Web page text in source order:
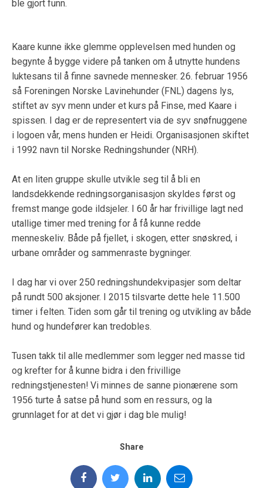
ble gjort funn.
Kaare kunne ikke glemme opplevelsen med hunden og
begynte å bygge videre på tanken om å utnytte hundens
luktesans til å finne savnede mennesker. 26. februar 1956
så Foreningen Norske Lavinehunder (FNL) dagens lys,
stiftet av syv menn under et kurs på Finse, med Kaare i
spissen. I dag er de representert via de syv snøfnuggene
i logoen vår, mens hunden er Heidi. Organisasjonen skiftet
i 1992 navn til Norske Redningshunder (NRH).
At en liten gruppe skulle utvikle seg til å bli en
landsdekkende redningsorganisasjon skyldes først og
fremst mange gode ildsjeler. I 60 år har frivillige lagt ned
utallige timer med trening for å få kunne redde
menneskeliv. Både på fjellet, i skogen, etter snøskred, i
urbane områder og sammenraste bygninger.
I dag har vi over 250 redningshundekvipasjer som deltar
på rundt 500 aksjoner. I 2015 tilsvarte dette hele 11.500
timer i felten. Tiden som går til trening og utvikling av både
hund og hundefører kan tredobles.
Tusen takk til alle medlemmer som legger ned masse tid
og krefter for å kunne bidra i den frivillige
redningstjenesten! Vi minnes de sanne pionærene som
1956 turte å satse på hund som en ressurs, og la
grunnlaget for at det vi gjør i dag ble mulig!
Share